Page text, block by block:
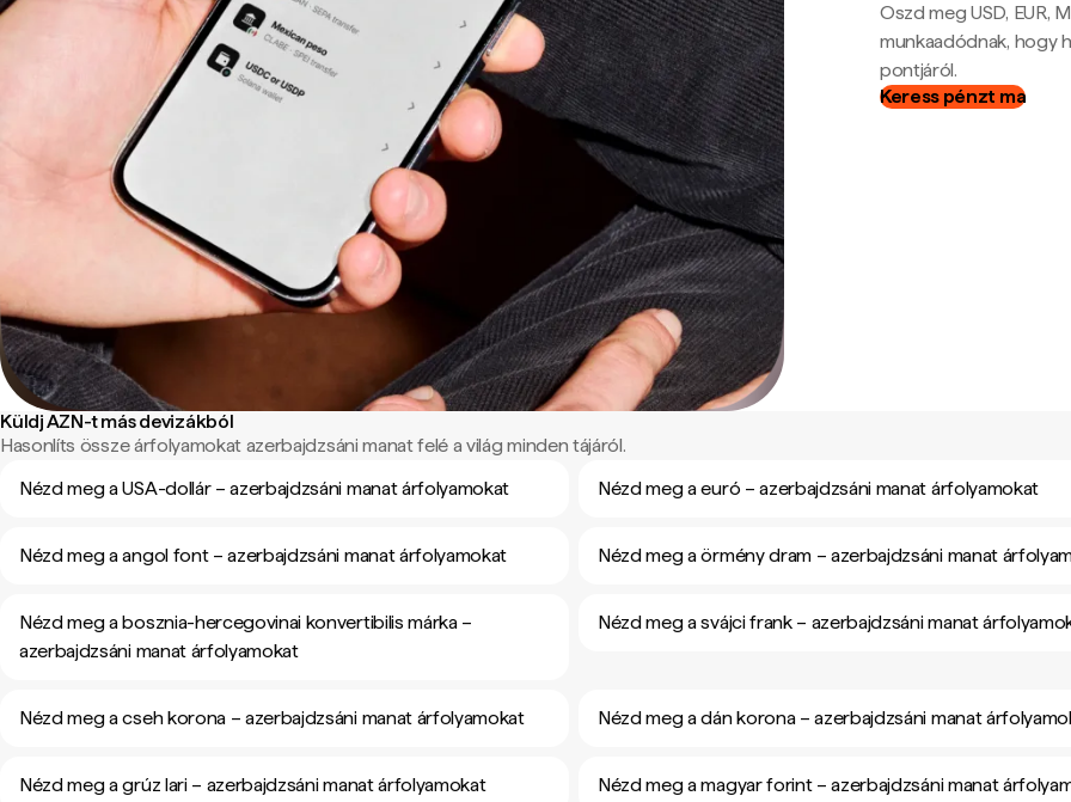
Oszd meg USD, EUR,
munkaadódnak, hogy
pontjáról.
Keress pénzt ma
Küldj AZN-t más devizákból
Hasonlíts össze árfolyamokat azerbajdzsáni manat felé a világ minden tájáról.
Nézd meg a USA-dollár – azerbajdzsáni manat árfolyamokat
Nézd meg a euró – azerbajdzsáni manat árfolyamokat
Nézd meg a angol font – azerbajdzsáni manat árfolyamokat Nézd meg a örmény dram – azerbajdzsáni manat
Nézd meg a bosznia-hercegovinai konvertibilis márka –
azerbajdzsáni manat árfolyamokat
Nézd meg a svájci frank – azerbajdzsáni manat
Nézd meg a cseh korona – azerbajdzsáni manat árfolyamokat Nézd meg a dán korona – azerbajdzsáni manat
Nézd meg a grúz lari – azerbajdzsáni manat árfolyamokat Nézd meg a magyar forint – azerbajdzsáni manat